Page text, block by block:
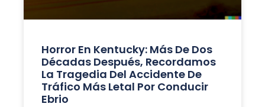
Horror En Kentucky: Más De Dos
Décadas Después, Recordamos
La Tragedia Del Accidente De
Tráfico Más Letal Por Conducir
Ebrio